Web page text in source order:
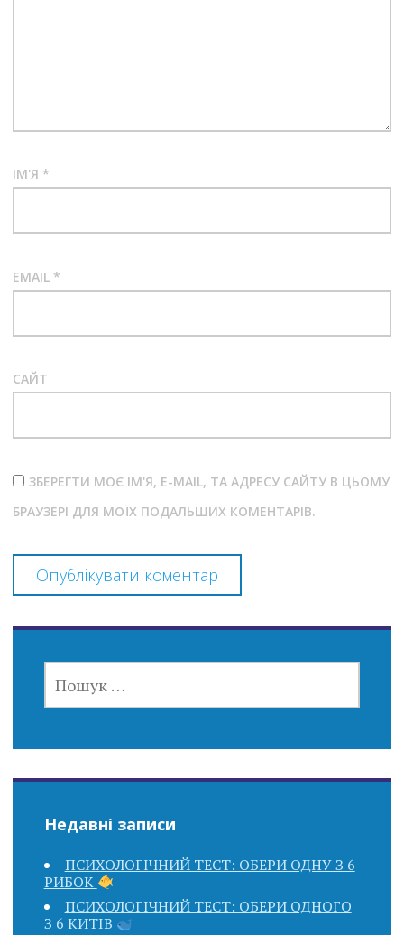
ІМ'Я *
EMAIL *
САЙТ
ЗБЕРЕГТИ МОЄ ІМ'Я, E-MAIL, ТА АДРЕСУ САЙТУ В ЦЬОМУ
БРАУЗЕРІ ДЛЯ МОЇХ ПОДАЛЬШИХ КОМЕНТАРІВ.
Недавні записи
ПСИХОЛОГІЧНИЙ ТЕСТ: ОБЕРИ ОДНУ З 6
РИБОК
ПСИХОЛОГІЧНИЙ ТЕСТ: ОБЕРИ ОДНОГО
З 6 КИТІВ